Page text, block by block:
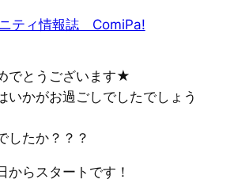
ティ情報誌 ComiPa!
でとうございます★
いかがお過ごしでしたでしょう
したか？？？
からスタートです！